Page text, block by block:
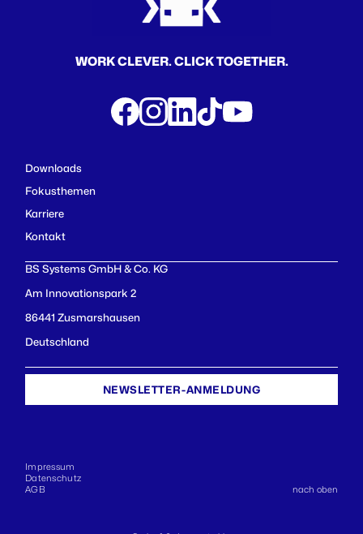
WORK CLEVER. CLICK TOGETHER.
Downloads
Fokusthemen
Karriere
Kontakt
BS Systems GmbH & Co. KG
Am Innovationspark 2
86441 Zusmarshausen
Deutschland
NEWSLETTER-ANMELDUNG
Impressum
Datenschutz
AGB
nach oben